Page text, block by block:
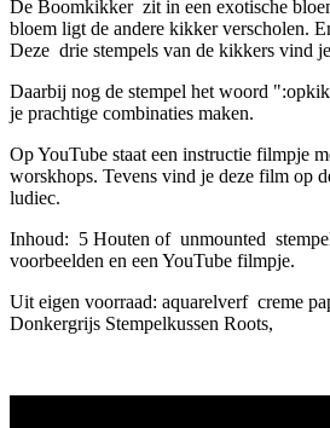
De Boomkikker zit in een exotische
bloem ligt de andere kikker verscholen.
Deze drie stempels van de kikkers vind
Daarbij nog de stempel het woord
je prachtige combinaties maken.
Op YouTube staat een instructie filmpje
worskhops. Tevens vind je deze film op
ludiec.
Inhoud: 5 Houten of unmounted
voorbeelden en een YouTube filmpje.
Uit eigen voorraad: aquarelverf creme
Donkergrijs Stempelkussen Roots,